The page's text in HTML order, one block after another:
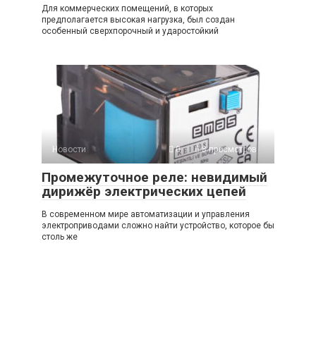
Для коммерческих помещений, в которых
предполагается высокая нагрузка, был создан
особенный сверхпорочный и ударостойкий
Новости 0 8 просмотров
Промежуточное реле: невидимый
дирижёр электрических цепей
В современном мире автоматизации и управления
электроприводами сложно найти устройство, которое бы
столь же